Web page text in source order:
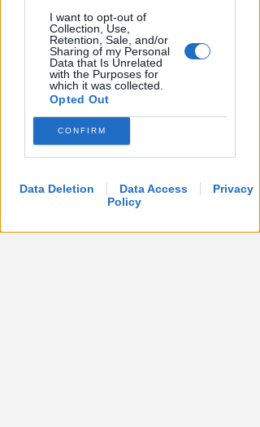
I want to opt-out of
Collection, Use,
Retention, Sale, and/or
Sharing of my Personal
Data that Is Unrelated
with the Purposes for
which it was collected.
Opted Out
CONFIRM
Data Deletion Data Access
Privacy
Policy